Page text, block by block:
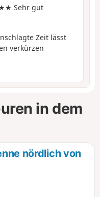
Sehr gut
Zeit lässt
verkürzen
in dem
nördlich von